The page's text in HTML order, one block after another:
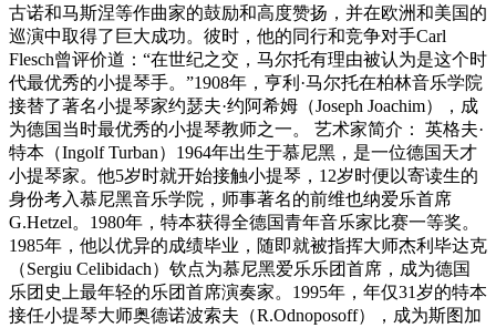
古诺和马斯涅等作曲家的鼓励和高度赞扬，并在欧洲和美国的
巡演中取得了巨大成功。彼时，他的同行和竞争对手Carl
Flesch曾评价道：“在世纪之交，马尔托有理由被认为是这个时
代最优秀的小提琴手。”1908年，亨利·马尔托在柏林音乐学院
接替了著名小提琴家约瑟夫·约阿希姆（Joseph Joachim），成
为德国当时最优秀的小提琴教师之一。 艺术家简介： 英格夫·
特本（Ingolf Turban）1964年出生于慕尼黑，是一位德国天才
小提琴家。他5岁时就开始接触小提琴，12岁时便以寄读生的
身份考入慕尼黑音乐学院，师事著名的前维也纳爱乐首席
G.Hetzel。1980年，特本获得全德国青年音乐家比赛一等奖。
1985年，他以优异的成绩毕业，随即就被指挥大师杰利毕达克
（Sergiu Celibidach）钦点为慕尼黑爱乐乐团首席，成为德国
乐团史上最年轻的乐团首席演奏家。1995年，年仅31岁的特本
接任小提琴大师奥德诺波索夫（R.Odnoposoff），成为斯图加